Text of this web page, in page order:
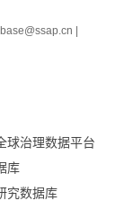
|
球治理数据平台
库
究数据库